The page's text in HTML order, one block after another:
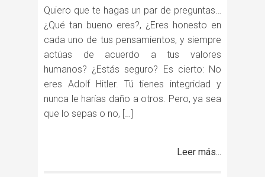
Quiero que te hagas un par de preguntas…
¿Qué tan bueno eres?, ¿Eres honesto en
cada uno de tus pensamientos, y siempre
actúas de acuerdo a tus valores
humanos? ¿Estás seguro? Es cierto: No
eres Adolf Hitler. Tú tienes integridad y
nunca le harías daño a otros. Pero, ya sea
que lo sepas o no, […]
Leer más...